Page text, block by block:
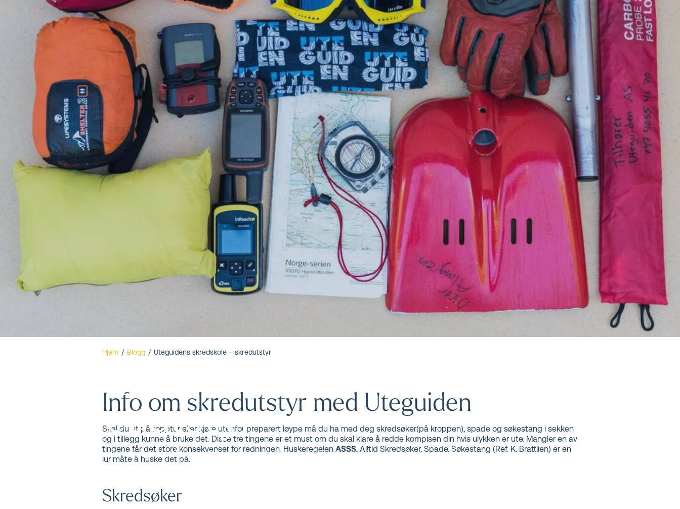
Uteguidens skredskole –
skredutstyr
Her får du vite hva du alltid må ha med, hvordan du bruker det riktig, tips til kjøp av utstyr og hvorfor en
skredsekk kan øke sjansen for å overleve et skred.
Hjem / Blogg / Uteguidens skredskole – skredutstyr
Info om skredutstyr med Uteguiden
Skal du ut på topptur eller kjøre utenfor preparert løype må du ha med deg skredsøker(på kroppen), spade og søkestang i sekken
og i tillegg kunne å bruke det. Disse tre tingene er et must om du skal klare å redde kompisen din hvis ulykken er ute. Mangler en av
tingene får det store konsekvenser for redningen. Huskeregelen ASSS, Alltid Skredsøker, Spade, Søkestang (Ref. K. Brattlien) er en
lur måte å huske det på.
Skredsøker